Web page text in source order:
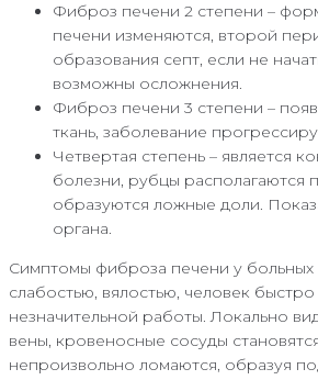
Фиброз печени 2 степени –
печени изменяются, второй
образования септ, если не
возможны осложнения.
Фиброз печени 3 степени –
ткань, заболевание
Четвертая степень – является
болезни, рубцы располагаются
образуются ложные доли.
органа.
Симптомы фиброза печени у больных
слабостью, вялостью, человек быстро
незначительной работы. Локально
вены, кровеносные сосуды
непроизвольно ломаются, образуя